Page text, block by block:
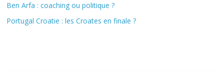
Ben Arfa : coaching ou politique ?
Portugal Croatie : les Croates en finale ?